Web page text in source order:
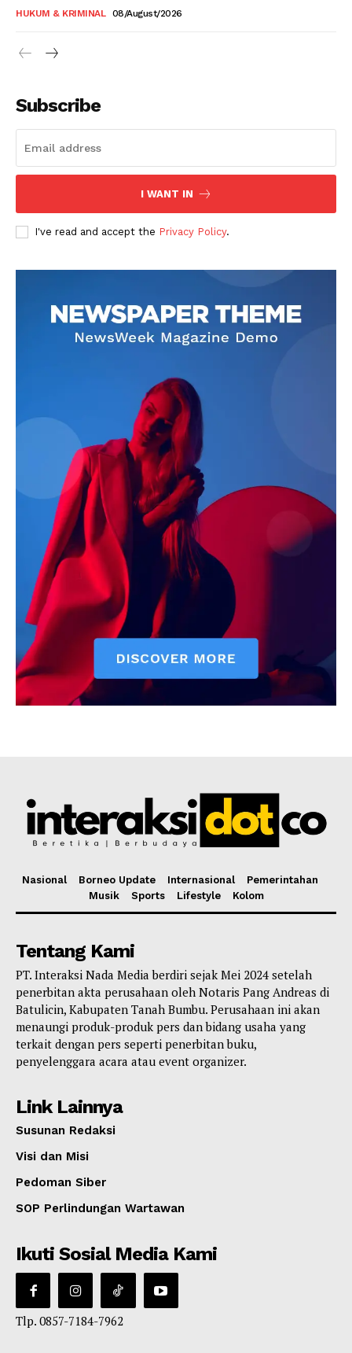
HUKUM & KRIMINAL 08/August/2026
Subscribe
I WANT IN
I've read and accept the Privacy Policy.
Nasional Borneo Update Internasional
Pemerintahan
Musik
Sports Lifestyle Kolom
Tentang Kami
PT. Interaksi Nada Media berdiri sejak Mei 2024 setelah
penerbitan akta perusahaan oleh Notaris Pang Andreas di
Batulicin, Kabupaten Tanah Bumbu. Perusahaan ini akan
menaungi produk-produk pers dan bidang usaha yang
terkait dengan pers seperti penerbitan buku,
penyelenggara acara atau event organizer.
Link Lainnya
Susunan Redaksi
Visi dan Misi
Pedoman Siber
SOP Perlindungan Wartawan
Ikuti Sosial Media Kami
Tlp. 0857-7184-7962